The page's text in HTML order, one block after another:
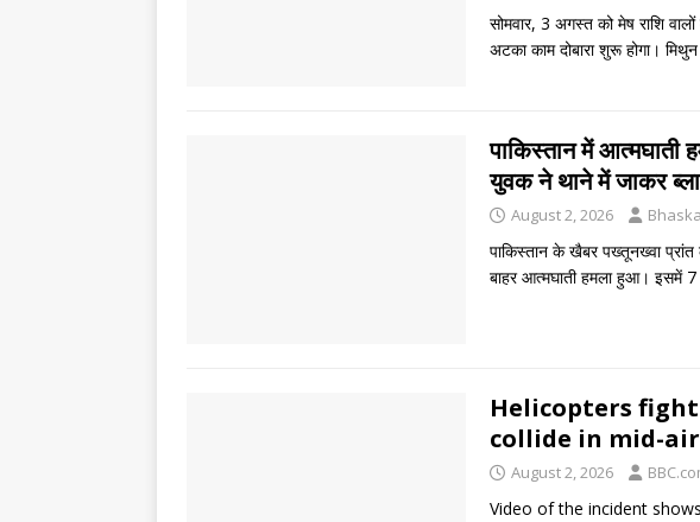
सोमवार, 3 अगस्त को मेष राशि
अटका काम दोबारा शुरू होगा। मिथुन
पाकिस्तान में आत्मघाती
युवक ने थाने में जाकर
August 2, 2026
पाकिस्तान के खैबर पख्तूनख्वा
बाहर आत्मघाती हमला हुआ। इसमें 7
Helicopters
collide in mid-air
August 2, 2026
Video of the incident